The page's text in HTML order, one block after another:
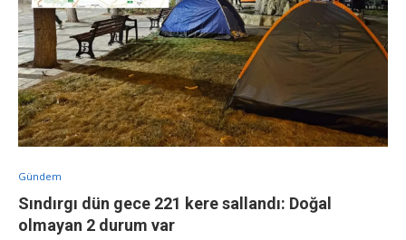
Gündem
Sındırgı dün gece 221 kere sallandı: Doğal
olmayan 2 durum var